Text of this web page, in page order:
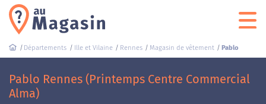
Départements Ille et Vilaine Rennes Magasin de vêtement Pablo
Pablo Rennes (Printemps Centre Commercial
Alma)